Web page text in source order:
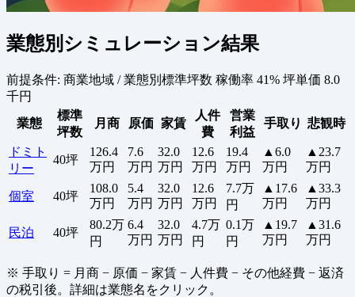
業態別シミュレーション結果
前提条件: 商業地域 / 業態別標準坪数 稼働率 41% 坪単価 8.0
千円
業態
標準
坪数
月商 原価 家賃
人件
費
営業
利益
手取り 悲観時
ドミト
リー
40坪
126.4
万円
7.6
万円
32.0
万円
12.6
万円
19.4
万円
▲6.0
万円
▲23.7
万円
個室 40坪
108.0
万円
5.4
万円
32.0
万円
12.6
万円
7.7万
円
▲17.6
万円
▲33.3
万円
民泊 40坪
80.2万
円
6.4
万円
32.0
万円
4.7万
円
0.1万
円
▲19.7
万円
▲31.6
万円
※ 手取り = 月商 − 原価 − 家賃 − 人件費 − その他経費 − 返済
の税引後。詳細は業態名をクリック。